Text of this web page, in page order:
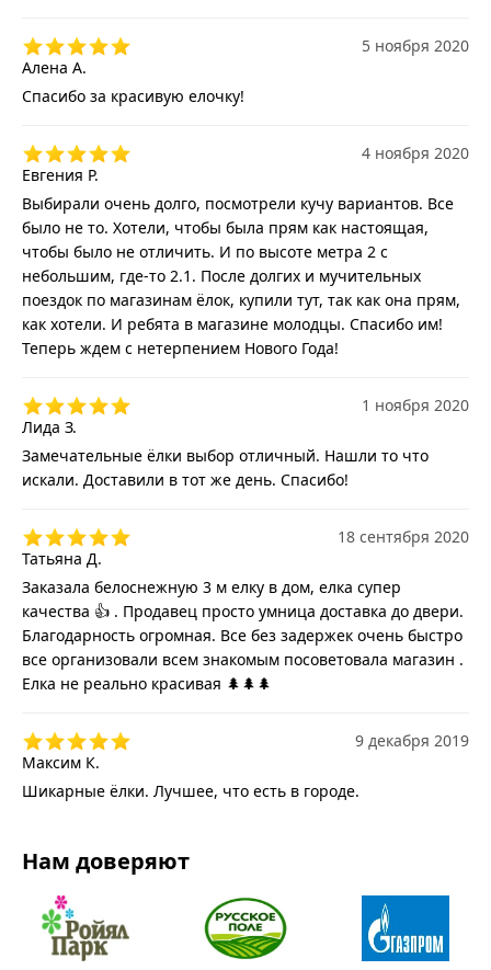
Алена А.
5 ноября 2020
Спасибо за красивую елочку!
Евгения Р.
4 ноября 2020
Выбирали очень долго, посмотрели кучу вариантов. Все
было не то. Хотели, чтобы была прям как настоящая,
чтобы было не отличить. И по высоте метра 2 с
небольшим, где-то 2.1. После долгих и мучительных
поездок по магазинам ёлок, купили тут, так как она прям,
как хотели. И ребята в магазине молодцы. Спасибо им!
Теперь ждем с нетерпением Нового Года!
Лида З.
1 ноября 2020
Замечательные ёлки выбор отличный. Нашли то что
искали. Доставили в тот же день. Спасибо!
Татьяна Д.
18 сентября 2020
Заказала белоснежную 3 м елку в дом, елка супер
качества 👍 . Продавец просто умница доставка до двери.
Благодарность огромная. Все без задержек очень быстро
все организовали всем знакомым посоветовала магазин .
Елка не реально красивая 🌲🌲🌲
Максим К.
9 декабря 2019
Шикарные ёлки. Лучшее, что есть в городе.
Нам доверяют